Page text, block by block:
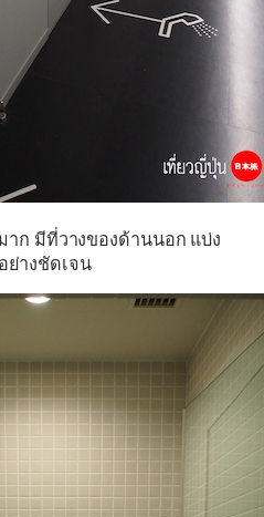
ก มีที่วางของด้านนอก แบ่ง
ย่างชัดเจน